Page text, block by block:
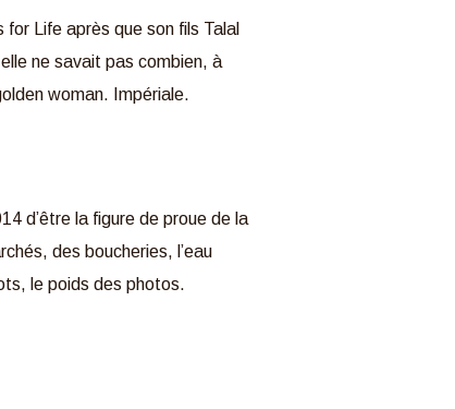
Life après que son fils Talal
ne savait pas combien, à
woman. Impériale.
d’être la figure de proue de la
des boucheries, l’eau
le poids des photos.